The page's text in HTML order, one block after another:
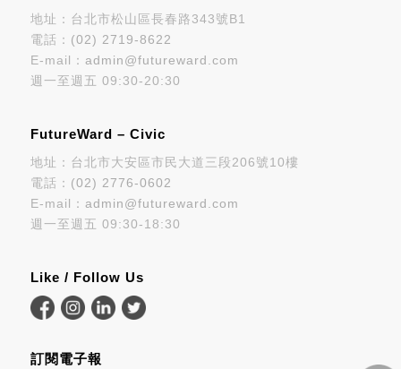
地址：台北市松山區長春路343號B1
電話： (02) 2719-8622
E-mail： admin@futureward.com
週一至週五 09:30-20:30
FutureWard – Civic
地址：台北市大安區市民大道三段206號10樓
電話： (02) 2776-0602
E-mail： admin@futureward.com
週一至週五 09:30-18:30
Like / Follow Us
訂閱電子報